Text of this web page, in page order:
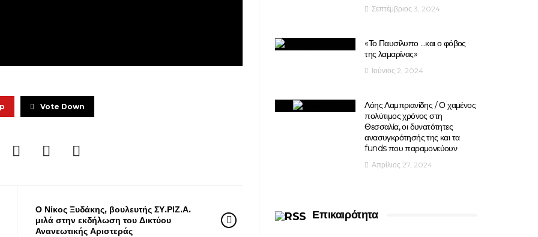
Vote Down
Ο Νίκος Ξυδάκης, βουλευτής ΣΥ.ΡΙΖ.Α.
μιλά στην εκδήλωση του Δικτύου
Ανανεωτικής Αριστεράς
Σεπτέμβριος 3, 2024
«Το Παυσίλυπο …και ο φόβος
της λαμαρίνας»
Ιούνιος 2, 2024
Λόης Λαμπριανίδης / Ο χαμένος
πολύτιμος χρόνος στη
Θεσσαλία, οι δυνατότητες
ανασυγκρότησής της και τα
funds που παραμονεύουν
Απρίλιος 27, 2024
Επικαιρότητα